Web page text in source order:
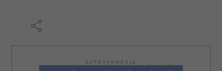
AUTOPROMOCJA